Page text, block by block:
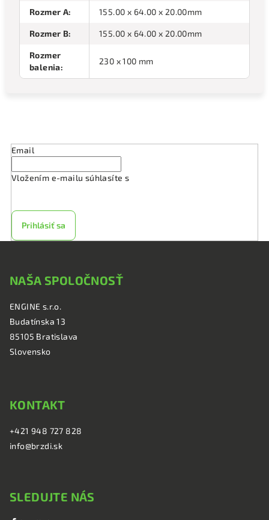
Rozmer A: 155.00 x 64.00 x 20.00mm
Rozmer B: 155.00 x 64.00 x 20.00mm
Rozmer
balenia:
230 x 100 mm
Email
Vložením e-mailu súhlasíte s
Prihlásiť sa
NAŠA SPOLOČNOSŤ
ENGINE s.r.o.
Budatínska 13
85105 Bratislava
Slovensko
KONTAKT
+421 948 727 828
info@brzdi.sk
SLEDUJTE NÁS